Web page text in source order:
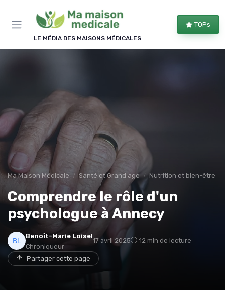
LE MÉDIA DES MAISONS MÉDICALES
TOPs
Ma Maison Médicale Santé et Grand age Nutrition et bien-être
Comprendre le rôle d'un
psychologue à Annecy
Benoît-Marie Loisel
Chroniqueur
17 avril 2025 12 min de lecture
Partager cette page